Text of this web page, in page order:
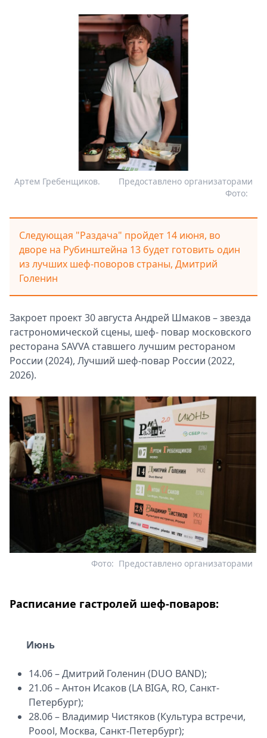
Артем Гребенщиков.
Предоставлено организаторами
Фото:
Следующая "Раздача" пройдет 14 июня, во
дворе на Рубинштейна 13 будет готовить один
из лучших шеф-поворов страны, Дмитрий
Голенин
Закроет проект 30 августа Андрей Шмаков – звезда
гастрономической сцены, шеф- повар московского
ресторана SAVVA ставшего лучшим рестораном
России (2024), Лучший шеф-повар России (2022,
2026).
Предоставлено организаторами
Фото:
Расписание гастролей шеф-поваров:
Июнь
14.06 – Дмитрий Голенин (DUO BAND);
21.06 – Антон Исаков (LA BIGA, RO, Санкт-
Петербург);
28.06 – Владимир Чистяков (Культура встречи,
Poool, Москва, Санкт-Петербург);